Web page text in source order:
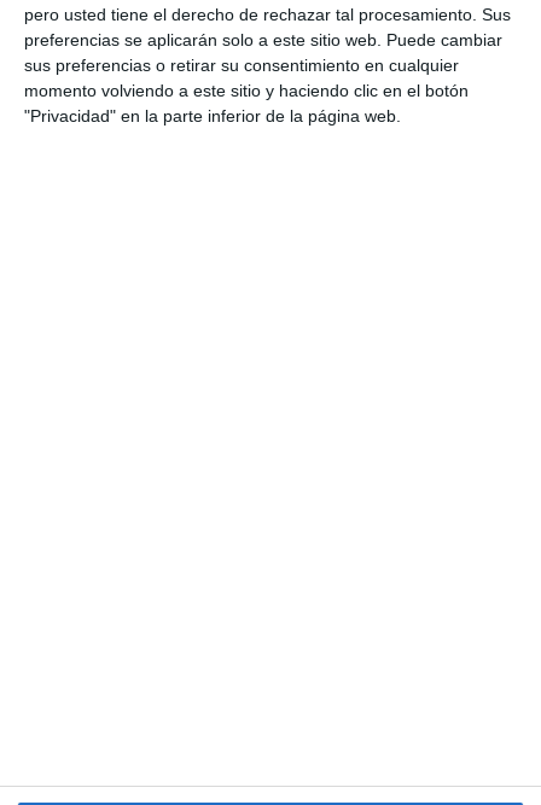
pero usted tiene el derecho de rechazar tal procesamiento. Sus
preferencias se aplicarán solo a este sitio web. Puede cambiar
sus preferencias o retirar su consentimiento en cualquier
momento volviendo a este sitio y haciendo clic en el botón
"Privacidad" en la parte inferior de la página web.
Swiss Re aumenta su beneficio neto un 9% hasta los 2.800
millones de dólares en el primer semestre
Avanza: "El seguro continúa canalizando el ahorro de las
familias"
La movilidad internacional plantea nuevos retos para el seguro
El seguro español activa dispositivos